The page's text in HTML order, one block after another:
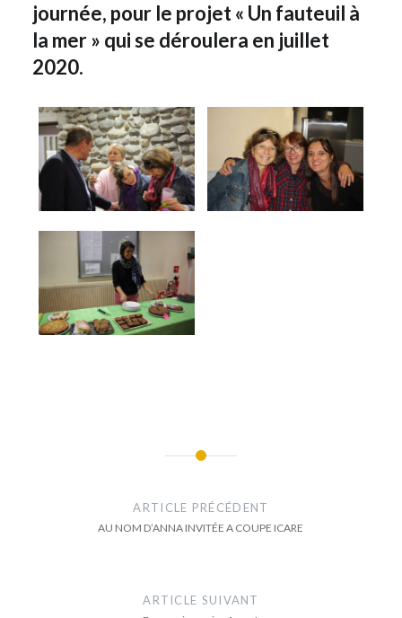
journée, pour le projet « Un fauteuil à
la mer » qui se déroulera en juillet
2020.
ARTICLE PRÉCÉDENT
AU NOM D’ANNA INVITÉE A COUPE ICARE
ARTICLE SUIVANT